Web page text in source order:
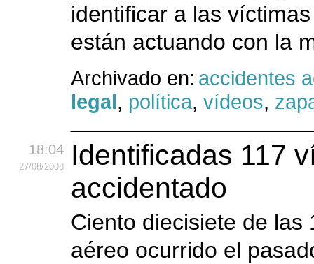
identificar a las
están actuando con la
Archivado en: accidentes
legal, política, vídeos,
18:04
27/08/2008
Identificadas 117
accidentado
Ciento diecisiete de
aéreo ocurrido el